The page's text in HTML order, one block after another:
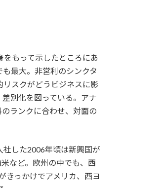
もって示したところにあ
最大。非営利のシンクタ
リスクがどうビジネスに影
別化を図っている。アナ
ランクに合わせ、対面の
した2006年頃は新興国が
など。欧州の中でも、西
きっかけでアメリカ、西ヨ